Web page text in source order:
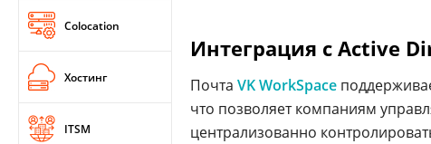
Colocation
Хостинг
ITSM
Интеграция с Active
Почта VK WorkSpace
что позволяет компаниям
централизованно